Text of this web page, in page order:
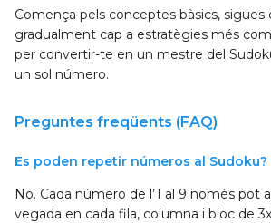
Comença pels conceptes bàsics, sigues
gradualment cap a estratègies més
per convertir-te en un mestre del
un sol número.
Preguntes freqüents (FAQ)
Es poden repetir números al Sudoku?
No. Cada número de l’1 al 9 només pot
vegada en cada fila, columna i bloc de